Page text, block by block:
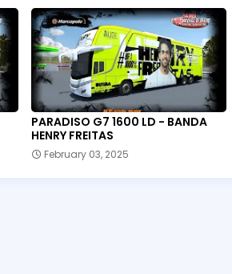
PARADISO G7 1600 LD - BANDA
HENRY FREITAS
February 03, 2025